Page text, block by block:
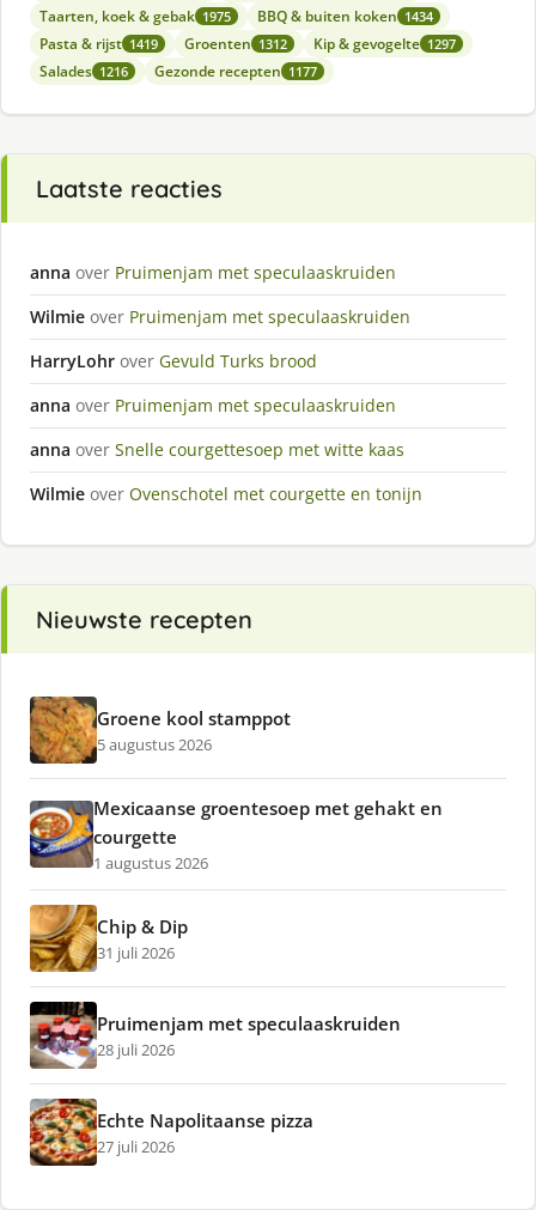
Taarten, koek & gebak 1975 BBQ & buiten koken 1434
Pasta & rijst 1419 Groenten 1312 Kip & gevogelte 1297
Salades 1216 Gezonde recepten 1177
Laatste reacties
anna over Pruimenjam met speculaaskruiden
Wilmie over Pruimenjam met speculaaskruiden
HarryLohr over Gevuld Turks brood
anna over Pruimenjam met speculaaskruiden
anna over Snelle courgettesoep met witte kaas
Wilmie over Ovenschotel met courgette en tonijn
Nieuwste recepten
Groene kool stamppot
5 augustus 2026
Mexicaanse groentesoep met gehakt en
courgette
1 augustus 2026
Chip & Dip
31 juli 2026
Pruimenjam met speculaaskruiden
28 juli 2026
Echte Napolitaanse pizza
27 juli 2026